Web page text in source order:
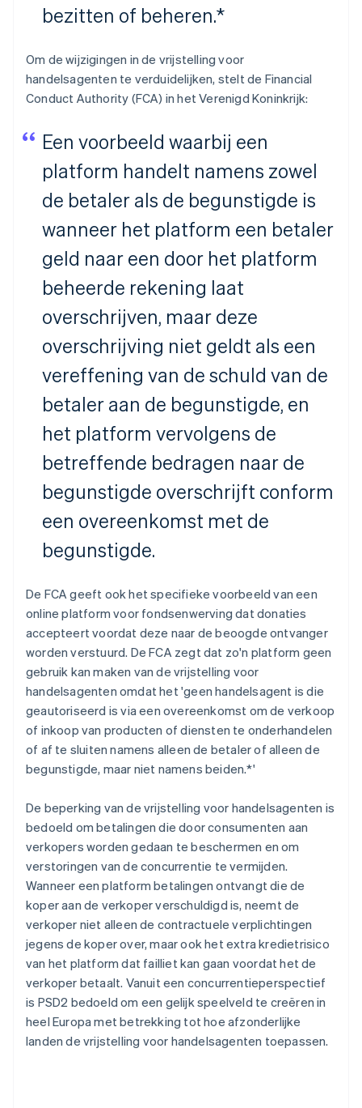
bezitten of beheren.*
Om de wijzigingen in de vrijstelling voor
handelsagenten te verduidelijken, stelt de Financial
Conduct Authority (FCA) in het Verenigd Koninkrijk:
Een voorbeeld waarbij een
platform handelt namens zowel
de betaler als de begunstigde is
wanneer het platform een betaler
geld naar een door het platform
beheerde rekening laat
overschrijven, maar deze
overschrijving niet geldt als een
vereffening van de schuld van de
betaler aan de begunstigde, en
het platform vervolgens de
betreffende bedragen naar de
begunstigde overschrijft conform
een overeenkomst met de
begunstigde.
De FCA geeft ook het specifieke voorbeeld van een
online platform voor fondsenwerving dat donaties
accepteert voordat deze naar de beoogde ontvanger
worden verstuurd. De FCA zegt dat zo'n platform geen
gebruik kan maken van de vrijstelling voor
handelsagenten omdat het 'geen handelsagent is die
geautoriseerd is via een overeenkomst om de verkoop
of inkoop van producten of diensten te onderhandelen
of af te sluiten namens alleen de betaler of alleen de
begunstigde, maar niet namens beiden.*'
De beperking van de vrijstelling voor handelsagenten is
bedoeld om betalingen die door consumenten aan
verkopers worden gedaan te beschermen en om
verstoringen van de concurrentie te vermijden.
Wanneer een platform betalingen ontvangt die de
koper aan de verkoper verschuldigd is, neemt de
verkoper niet alleen de contractuele verplichtingen
jegens de koper over, maar ook het extra kredietrisico
van het platform dat failliet kan gaan voordat het de
verkoper betaalt. Vanuit een concurrentieperspectief
is PSD2 bedoeld om een gelijk speelveld te creëren in
heel Europa met betrekking tot hoe afzonderlijke
landen de vrijstelling voor handelsagenten toepassen.